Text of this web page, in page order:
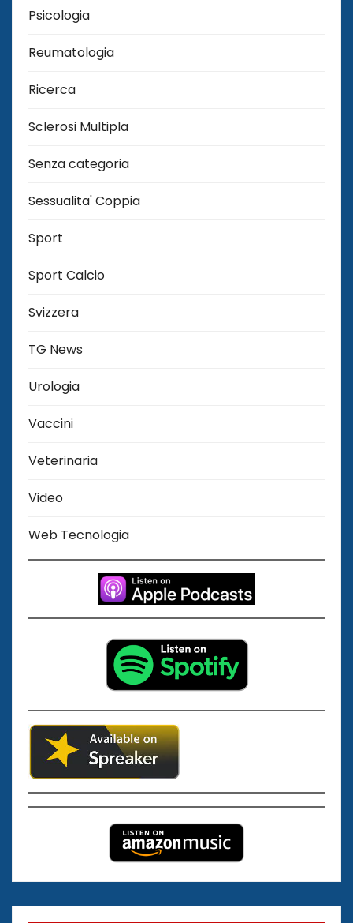
Psicologia
Reumatologia
Ricerca
Sclerosi Multipla
Senza categoria
Sessualita' Coppia
Sport
Sport Calcio
Svizzera
TG News
Urologia
Vaccini
Veterinaria
Video
Web Tecnologia